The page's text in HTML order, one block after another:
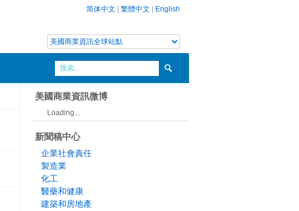
简体中文 繁體中文 English
美國商業資訊微博
Loading...
新聞稿中心
企業社會責任
製造業
化工
醫藥和健康
建築和房地產